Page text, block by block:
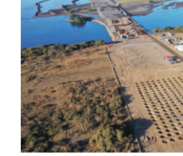
Compactación